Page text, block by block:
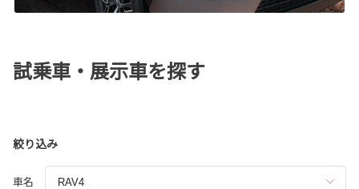
試乗車・展示車を探す
絞り込み
車名